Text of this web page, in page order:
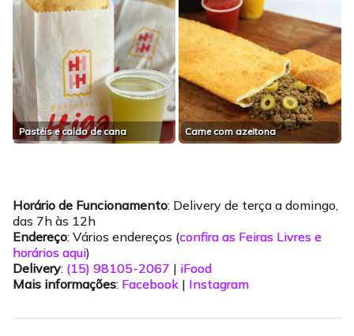
Pastéis e caldo de cana Carne com azeitona
Horário de Funcionamento: Delivery de terça a domingo,
das 7h às 12h
Endereço: Vários endereços (confira as Feiras Livres e
horários aqui)
Delivery: (15) 98105-2067 | iFood
Mais informações: Facebook | Instagram